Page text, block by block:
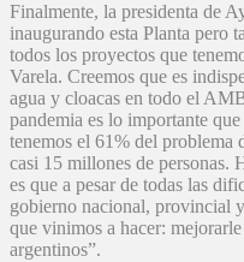
Finalmente, la presidenta de
inaugurando esta Planta pero
todos los proyectos que
Varela. Creemos que es
agua y cloacas en todo el
pandemia es lo importante
tenemos el 61% del problema
casi 15 millones de personas.
es que a pesar de todas las
gobierno nacional, provincial
que vinimos a hacer:
argentinos”.